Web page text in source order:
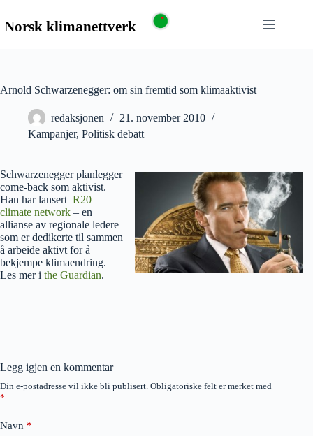
Arnold Schwarzenegger: om sin fremtid som klimaaktivist
redaksjonen
21. november 2010
Kampanjer, Politisk debatt
Schwarzenegger planlegger
come-back som aktivist.
Han har lansert R20
climate network – en
allianse av regionale ledere
som er dedikerte til sammen
å arbeide aktivt for å
bekjempe klimaendring.
Les mer i the Guardian.
Legg igjen en kommentar
Din e-postadresse vil ikke bli publisert. Obligatoriske felt er merket med
*
Navn *